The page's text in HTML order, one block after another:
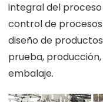
integral del
control de
diseño de
prueba,
embalaje.